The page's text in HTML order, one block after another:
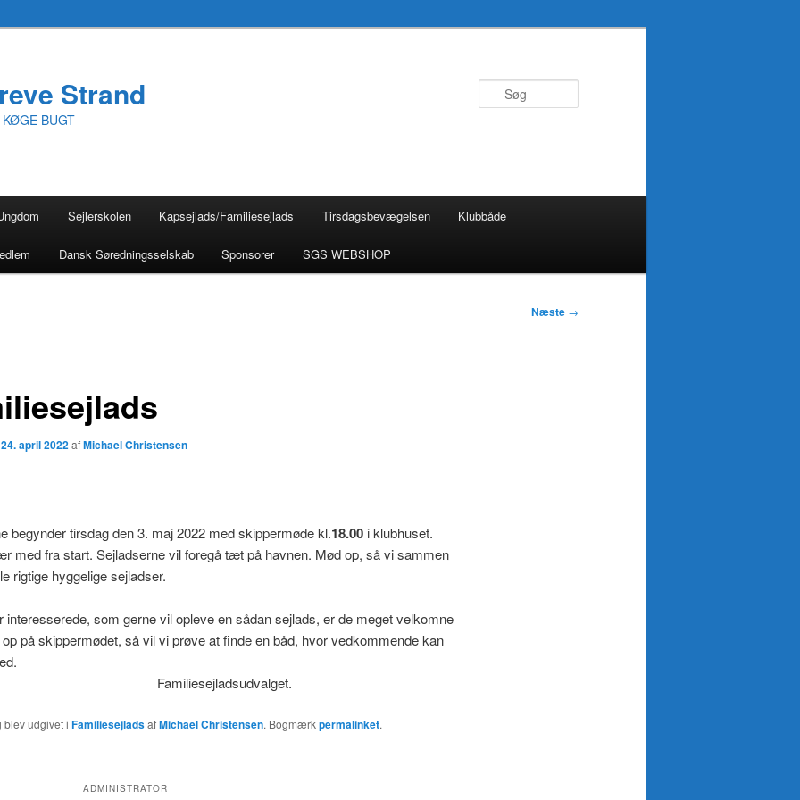
Strand
BUGT
Sejlerskolen Kapsejlads/Familiesejlads Tirsdagsbevægelsen Klubbåde
Dansk Søredningsselskab Sponsorer SGS WEBSHOP
Næste →
24. april 2022afMichael Christensen
begynder tirsdag den 3. maj 2022 med skippermøde kl.18.00i klubhuset.
med fra start. Sejladserne vil foregå tæt på havnen. Mød op, så vi sammen
rigtige hyggelige sejladser.
interesserede, som gerne vil opleve en sådan sejlads, er de meget velkomne
på skippermødet, så vil vi prøve at finde en båd, hvor vedkommende kan
udgivet i FamiliesejladsafMichael Christensen. Bogmærkpermalinket.
ADMINISTRATOR